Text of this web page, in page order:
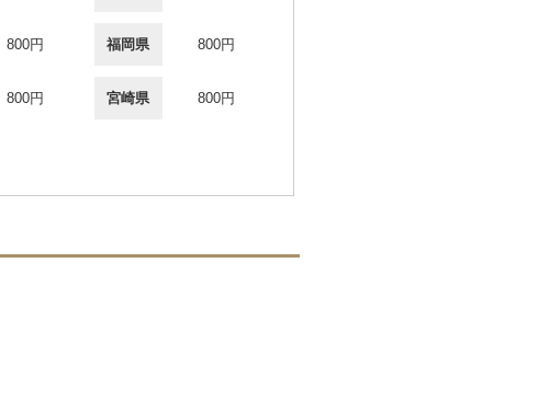
800円 福岡県 800円
800円 宮崎県 800円